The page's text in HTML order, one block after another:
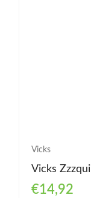
Vicks
Vicks
€14,92